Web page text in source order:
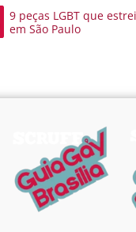
9 peças LGBT que
em São Paulo